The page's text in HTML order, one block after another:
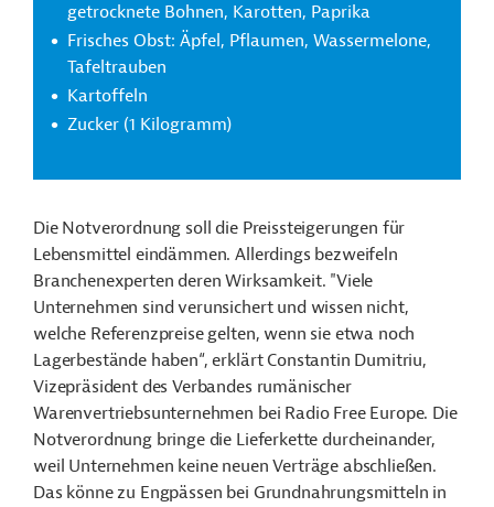
getrocknete Bohnen, Karotten, Paprika
Frisches Obst: Äpfel, Pflaumen, Wassermelone,
Tafeltrauben
Kartoffeln
Zucker (1 Kilogramm)
Die Notverordnung soll die Preissteigerungen für
Lebensmittel eindämmen. Allerdings bezweifeln
Branchenexperten deren Wirksamkeit. "Viele
Unternehmen sind verunsichert und wissen nicht,
welche Referenzpreise gelten, wenn sie etwa noch
Lagerbestände haben“, erklärt Constantin Dumitriu,
Vizepräsident des Verbandes rumänischer
Warenvertriebsunternehmen bei Radio Free Europe. Die
Notverordnung bringe die Lieferkette durcheinander,
weil Unternehmen keine neuen Verträge abschließen.
Das könne zu Engpässen bei Grundnahrungsmitteln in